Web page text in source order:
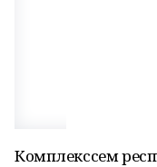
Комплекссем